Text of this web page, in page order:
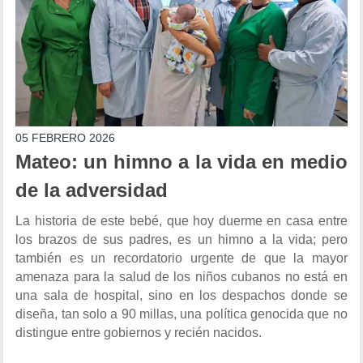
05 FEBRERO 2026
Mateo: un himno a la vida en medio
de la adversidad
La historia de este bebé, que hoy duerme en casa entre
los brazos de sus padres, es un himno a la vida; pero
también es un recordatorio urgente de que la mayor
amenaza para la salud de los niños cubanos no está en
una sala de hospital, sino en los despachos donde se
diseña, tan solo a 90 millas, una política genocida que no
distingue entre gobiernos y recién nacidos.